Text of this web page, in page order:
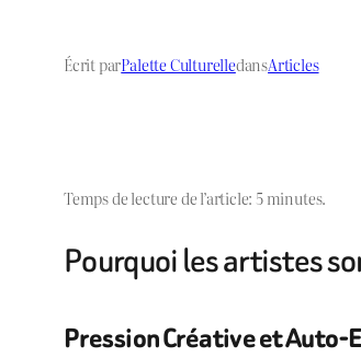
Écrit parPalette CulturelledansArticles
Temps de lecture de l’article: 5 minutes.
Pourquoi les artistes
Pression Créative et Auto-